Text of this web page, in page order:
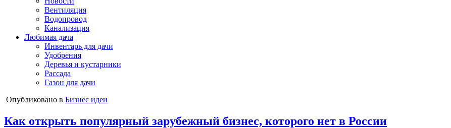
Вентиляция
Водопровод
Канализация
Любимая дача
Инвентарь для дачи
Удобрения
Деревья и кустарники
Рассада
Газон для дачи
Опубликовано в Бизнес идеи
Как открыть популярный зарубежный бизнес, которого нет в России